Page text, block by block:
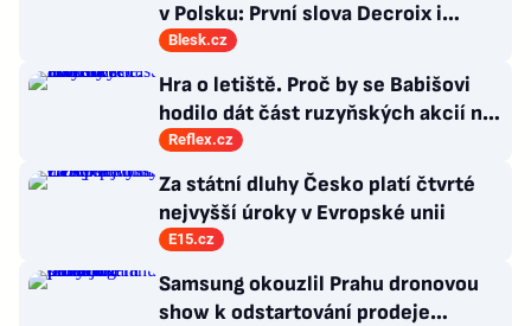
v Polsku: První slova Decroix i
Havránkové!
Blesk.cz
Hra o letiště. Proč by se Babišovi
hodilo dát část ruzyňských akcií na
burzu?
Reflex.cz
Za státní dluhy Česko platí čtvrté
nejvyšší úroky v Evropské unii
E15.cz
Samsung okouzlil Prahu dronovou
show k odstartování prodeje